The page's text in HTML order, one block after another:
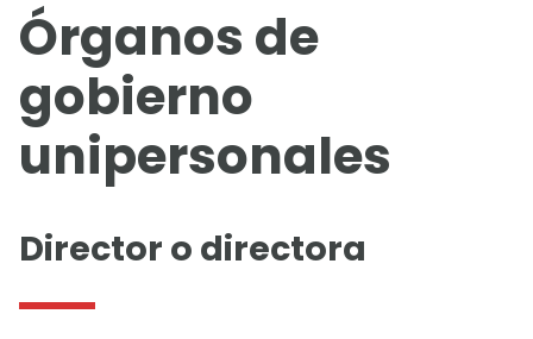
Órganos de
gobierno
unipersonales
Director o directora